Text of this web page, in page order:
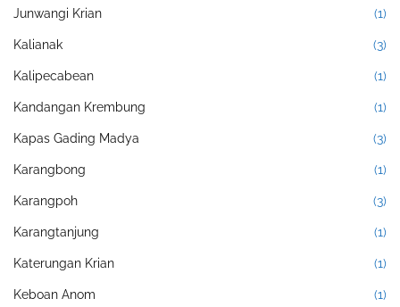
Junwangi Krian (1)
Kalianak (3)
Kalipecabean (1)
Kandangan Krembung (1)
Kapas Gading Madya (3)
Karangbong (1)
Karangpoh (3)
Karangtanjung (1)
Katerungan Krian (1)
Keboan Anom (1)